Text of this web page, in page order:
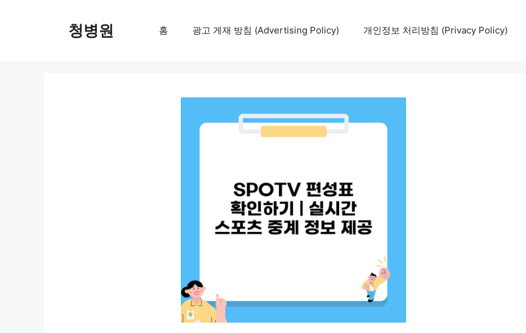
청병원 홈 광고 게재 방침 (Advertising Policy) 개인정보 처리방침 (Privacy Policy)